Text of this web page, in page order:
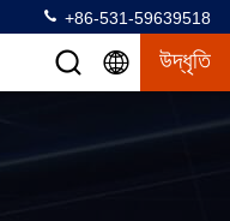
+86-531-59639518
উদ্ধৃতি